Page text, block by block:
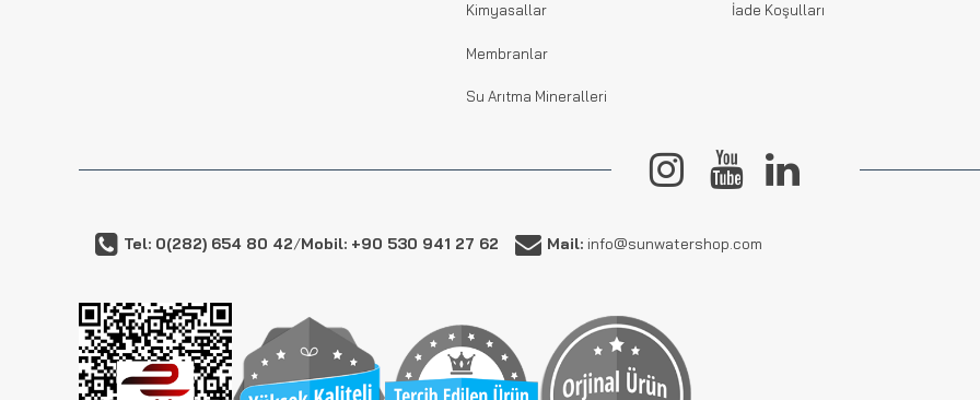
Kimyasallar
Membranlar
Su Arıtma Mineralleri
İade Koşulları
Tel: 0(282) 654 80 42/Mobil: +90 530 941 27 62 Mail: info@sunwatershop.com